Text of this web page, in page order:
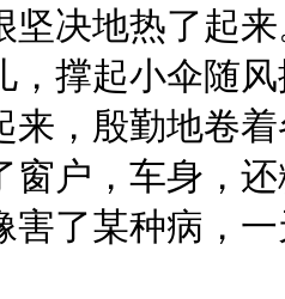
坚决地热了起
，撑起小伞随
来，殷勤地卷
窗户，车身，
害了某种病，